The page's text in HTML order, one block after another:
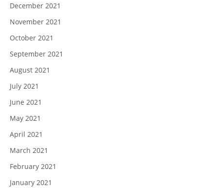
December 2021
November 2021
October 2021
September 2021
August 2021
July 2021
June 2021
May 2021
April 2021
March 2021
February 2021
January 2021